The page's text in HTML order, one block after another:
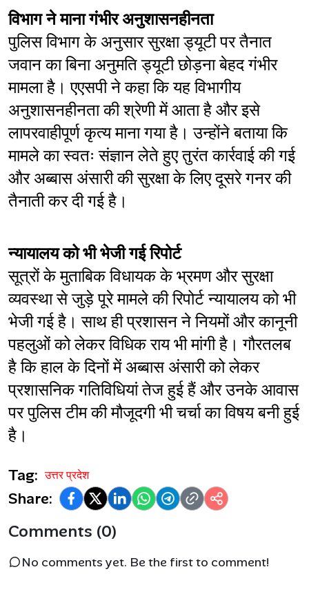
विभाग ने माना गंभीर अनुशासनहीनता
पुलिस विभाग के अनुसार सुरक्षा ड्यूटी पर तैनात
जवान का बिना अनुमति ड्यूटी छोड़ना बेहद गंभीर
मामला है। एएसपी ने कहा कि यह विभागीय
अनुशासनहीनता की श्रेणी में आता है और इसे
लापरवाहीपूर्ण कृत्य माना गया है। उन्होंने बताया कि
मामले का स्वतः संज्ञान लेते हुए तुरंत कार्रवाई की गई
और अब्बास अंसारी की सुरक्षा के लिए दूसरे गनर की
तैनाती कर दी गई है।
न्यायालय को भी भेजी गई रिपोर्ट
सूत्रों के मुताबिक विधायक के भ्रमण और सुरक्षा
व्यवस्था से जुड़े पूरे मामले की रिपोर्ट न्यायालय को भी
भेजी गई है। साथ ही प्रशासन ने नियमों और कानूनी
पहलुओं को लेकर विधिक राय भी मांगी है। गौरतलब
है कि हाल के दिनों में अब्बास अंसारी को लेकर
प्रशासनिक गतिविधियां तेज हुई हैं और उनके आवास
पर पुलिस टीम की मौजूदगी भी चर्चा का विषय बनी हुई
है।
Tag: उत्तर प्रदेश
Share:
Comments (0)
No comments yet. Be the first to comment!